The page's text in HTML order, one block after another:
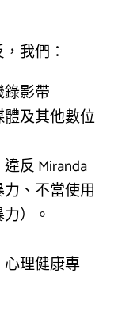
我們：
影帶
及其他數位
反 Miranda
、不當使用
）。
理健康專